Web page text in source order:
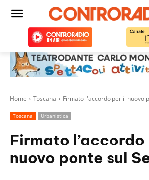
Home Toscana Firmato l'accordo per il nuovo
Toscana Urbanistica
Firmato l’accordo
nuovo ponte sul